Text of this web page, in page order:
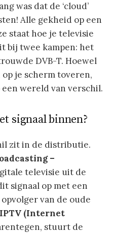
was dat de ‘cloud’
Alle gekheid op een
staat hoe je televisie
bij twee kampen: het
DVB-T. Hoewel
je scherm toveren,
wereld van verschil.
signaal binnen?
zit in de distributie.
–
televisie uit de
signaal op met een
van de oude
IPTV (Internet
stuurt de